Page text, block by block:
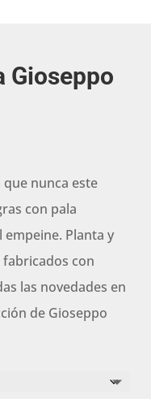
Gioseppo
que nunca este
con pala
Planta y
con
las novedades en
de Gioseppo